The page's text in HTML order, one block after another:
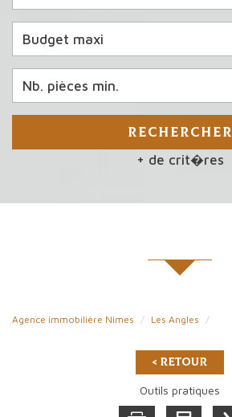
RECHERCHER
+ de crit�res
Agence immobilière Nîmes Les Angles
< Retour
Outils pratiques